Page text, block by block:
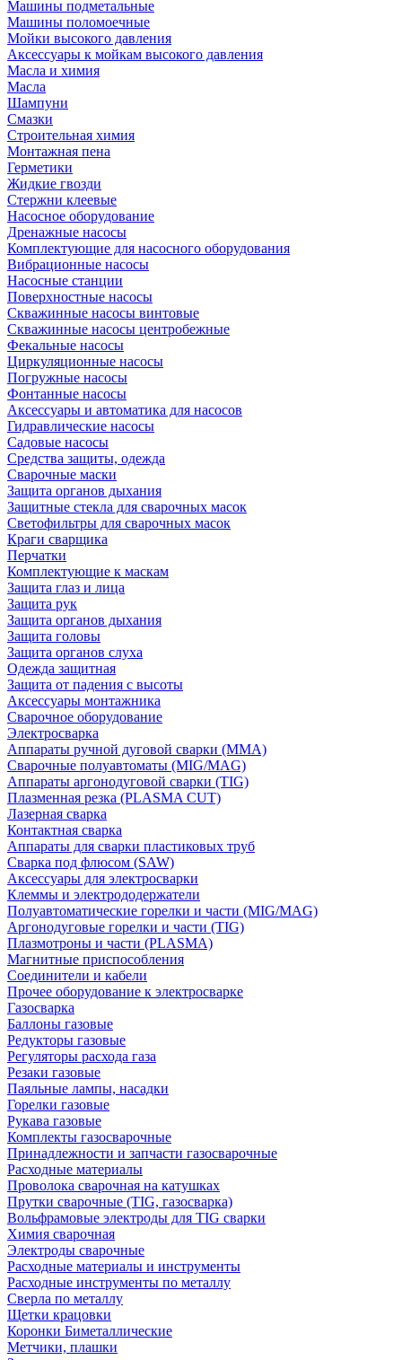
Машины подметальные
Машины поломоечные
Мойки высокого давления
Аксессуары к мойкам высокого давления
Масла и химия
Масла
Шампуни
Смазки
Строительная химия
Монтажная пена
Герметики
Жидкие гвозди
Стержни клеевые
Насосное оборудование
Дренажные насосы
Комплектующие для насосного оборудования
Вибрационные насосы
Насосные станции
Поверхностные насосы
Скважинные насосы винтовые
Скважинные насосы центробежные
Фекальные насосы
Циркуляционные насосы
Погружные насосы
Фонтанные насосы
Аксессуары и автоматика для насосов
Гидравлические насосы
Садовые насосы
Средства защиты, одежда
Сварочные маски
Защита органов дыхания
Защитные стекла для сварочных масок
Светофильтры для сварочных масок
Краги сварщика
Перчатки
Комплектующие к маскам
Защита глаз и лица
Защита рук
Защита органов дыхания
Защита головы
Защита органов слуха
Одежда защитная
Защита от падения с высоты
Аксессуары монтажника
Сварочное оборудование
Электросварка
Аппараты ручной дуговой сварки (MMA)
Сварочные полуавтоматы (MIG/MAG)
Аппараты аргонодуговой сварки (TIG)
Плазменная резка (PLASMA CUT)
Лазерная сварка
Контактная сварка
Аппараты для сварки пластиковых труб
Сварка под флюсом (SAW)
Аксессуары для электросварки
Клеммы и электрододержатели
Полуавтоматические горелки и части (MIG/MAG)
Аргонодуговые горелки и части (TIG)
Плазмотроны и части (PLASMA)
Магнитные приспособления
Соединители и кабели
Прочее оборудование к электросварке
Газосварка
Баллоны газовые
Редукторы газовые
Регуляторы расхода газа
Резаки газовые
Паяльные лампы, насадки
Горелки газовые
Рукава газовые
Комплекты газосварочные
Принадлежности и запчасти газосварочные
Расходные материалы
Проволока сварочная на катушках
Прутки сварочные (TIG, газосварка)
Вольфрамовые электроды для TIG сварки
Химия сварочная
Электроды сварочные
Расходные материалы и инструменты
Расходные инструменты по металлу
Сверла по металлу
Щетки крацовки
Коронки Биметаллические
Метчики, плашки